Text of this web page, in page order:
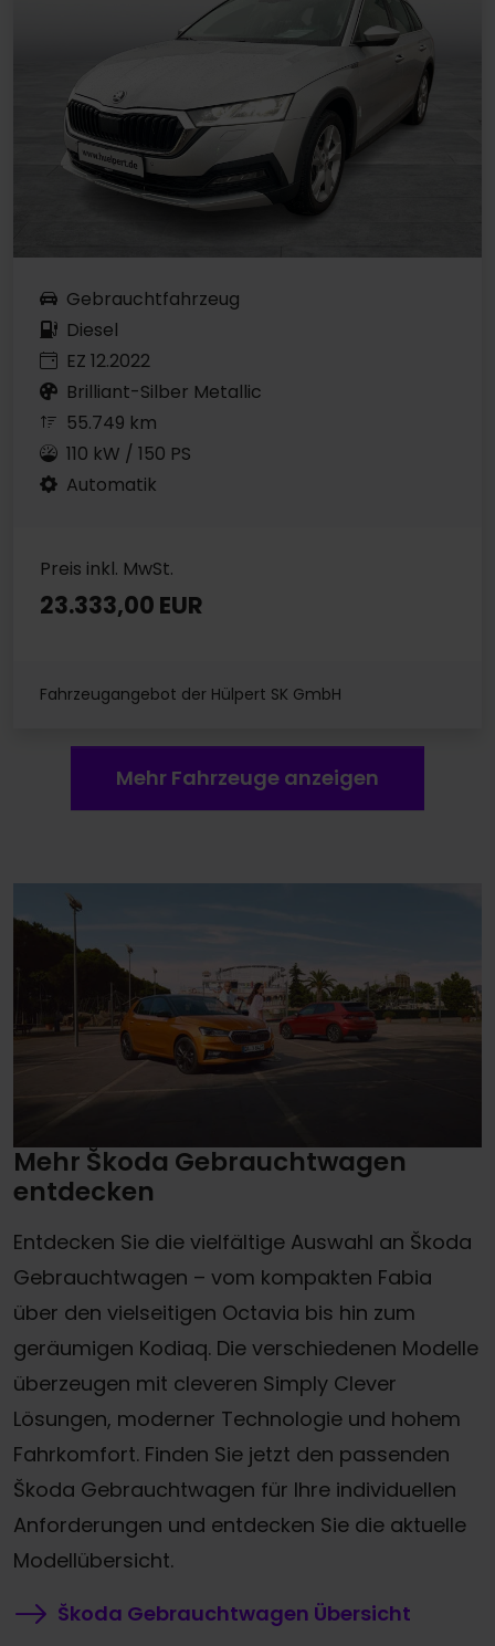
Gebrauchtfahrzeug
Diesel
EZ 12.2022
Brilliant-Silber Metallic
55.749 km
110 kW / 150 PS
Automatik
Preis inkl. MwSt.
23.333,00 EUR
Fahrzeugangebot der Hülpert SK GmbH
Mehr Fahrzeuge anzeigen
Mehr Škoda Gebrauchtwagen
entdecken
Entdecken Sie die vielfältige Auswahl an Škoda
Gebrauchtwagen – vom kompakten Fabia
über den vielseitigen Octavia bis hin zum
geräumigen Kodiaq. Die verschiedenen Modelle
überzeugen mit cleveren Simply Clever
Lösungen, moderner Technologie und hohem
Fahrkomfort. Finden Sie jetzt den passenden
Škoda Gebrauchtwagen für Ihre individuellen
Anforderungen und entdecken Sie die aktuelle
Modellübersicht.
Škoda Gebrauchtwagen Übersicht